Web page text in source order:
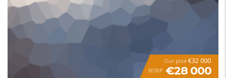
Our price €32 000
MSRP €28 000